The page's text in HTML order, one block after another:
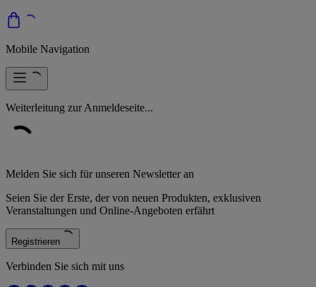
Mobile Navigation
Weiterleitung zur Anmeldeseite...
Melden Sie sich für unseren Newsletter an
Seien Sie der Erste, der von neuen Produkten, exklusiven
Veranstaltungen und Online-Angeboten erfährt
Registrieren
Verbinden Sie sich mit uns